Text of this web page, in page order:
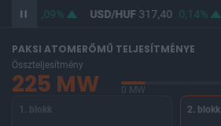
0,09% USD/HUF317,40 0,14%
PAKSI ATOMERŐMŰ TELJESÍTMÉNYE
Összteljesítmény
225 MW 0 MW
1. blokk
2. blokk